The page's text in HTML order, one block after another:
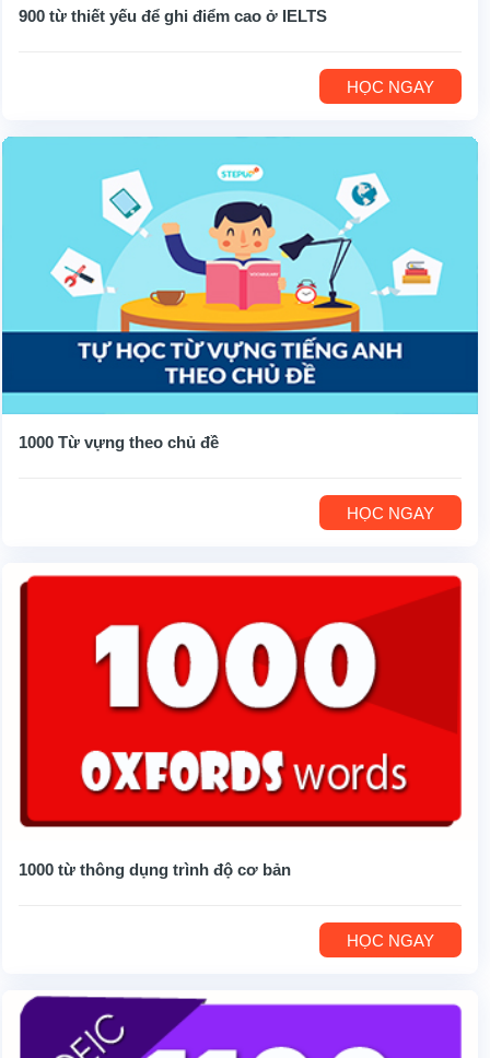
900 từ thiết yếu để ghi điểm cao ở IELTS
HỌC NGAY
1000 Từ vựng theo chủ đề
HỌC NGAY
1000 từ thông dụng trình độ cơ bản
HỌC NGAY